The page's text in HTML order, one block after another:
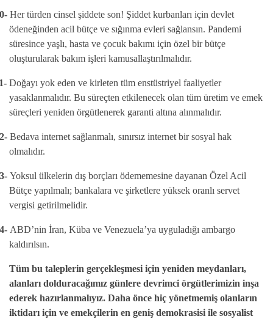
Her türden cinsel şiddete son! Şiddet kurbanları için devlet
ödeneğinden acil bütçe ve sığınma evleri sağlansın. Pandemi
süresince yaşlı, hasta ve çocuk bakımı için özel bir bütçe
oluşturularak bakım işleri kamusallaştırılmalıdır.
Doğayı yok eden ve kirleten tüm enstüstriyel faaliyetler
yasaklanmalıdır. Bu süreçten etkilenecek olan tüm üretim ve emek
süreçleri yeniden örgütlenerek garanti altına alınmalıdır.
Bedava internet sağlanmalı, sınırsız internet bir sosyal hak
olmalıdır.
Yoksul ülkelerin dış borçları ödememesine dayanan Özel Acil
Bütçe yapılmalı; bankalara ve şirketlere yüksek oranlı servet
vergisi getirilmelidir.
ABD’nin İran, Küba ve Venezuela’ya uyguladığı ambargo
kaldırılsın.
Tüm bu taleplerin gerçekleşmesi için yeniden meydanları,
alanları dolduracağımız günlere devrimci örgütlerimizin inşa
ederek hazırlanmalıyız. Daha önce hiç yönetmemiş olanların
iktidarı için ve emekçilerin en geniş demokrasisi ile sosyalist